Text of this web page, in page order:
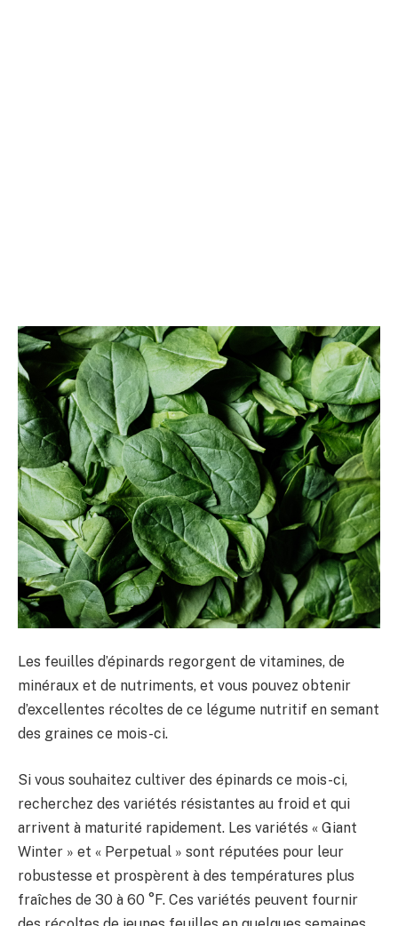
Les feuilles d’épinards regorgent de vitamines, de
minéraux et de nutriments, et vous pouvez obtenir
d’excellentes récoltes de ce légume nutritif en semant
des graines ce mois-ci.
Si vous souhaitez cultiver des épinards ce mois-ci,
recherchez des variétés résistantes au froid et qui
arrivent à maturité rapidement. Les variétés « Giant
Winter » et « Perpetual » sont réputées pour leur
robustesse et prospèrent à des températures plus
fraîches de 30 à 60 °F. Ces variétés peuvent fournir